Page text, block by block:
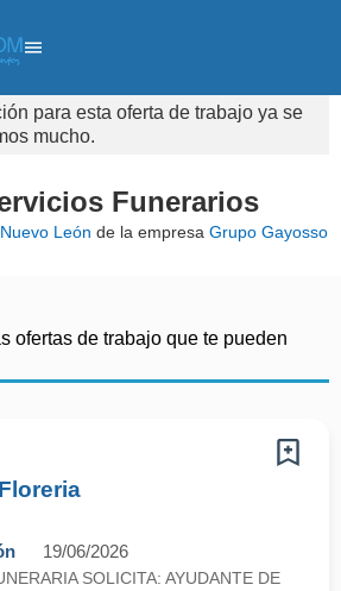
para esta oferta de trabajo ya se
mucho.
Funerarios
Nuevo León de la empresa Grupo Gayosso
ofertas de trabajo que te pueden
19/06/2026
SOLICITA: AYUDANTE DE